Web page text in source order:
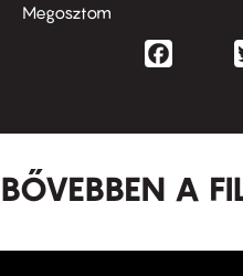
Megosztom
BŐVEBBEN A